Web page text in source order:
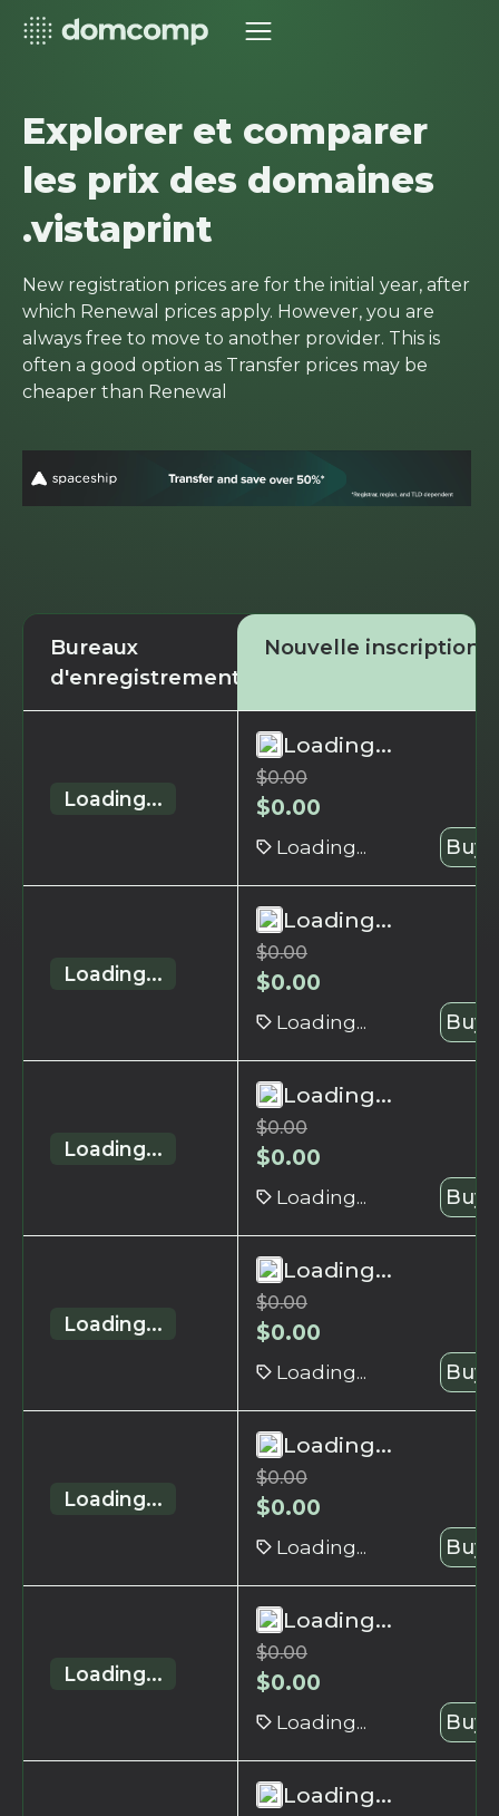
Explorer et comparer
les prix des domaines
.vistaprint
New registration prices are for the initial year, after
which Renewal prices apply. However, you are
always free to move to another provider. This is
often a good option as Transfer prices may be
cheaper than Renewal
Bureaux
d'enregistrement
Nouvelle inscription
Loading...
Loading...
$0.00
$0.00
Loading... Buy
Loading...
Loading...
$0.00
$0.00
Loading... Buy
Loading...
Loading...
$0.00
$0.00
Loading... Buy
Loading...
Loading...
$0.00
$0.00
Loading... Buy
Loading...
Loading...
$0.00
$0.00
Loading... Buy
Loading...
Loading...
$0.00
$0.00
Loading... Buy
Loading...